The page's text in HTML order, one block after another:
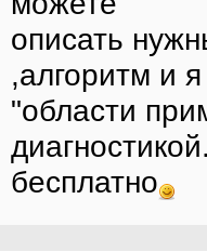
описать
,алгоритм и
"области
бесплатно